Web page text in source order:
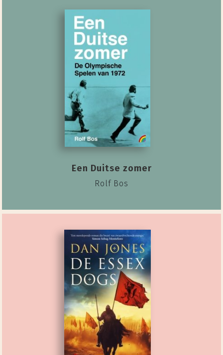
Een Duitse zomer
Rolf Bos